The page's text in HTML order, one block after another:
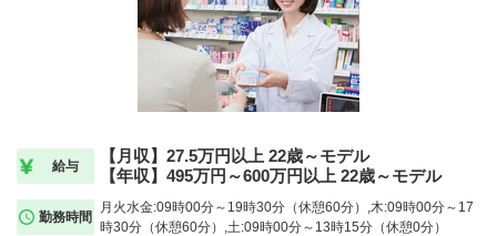
給与
【月収】27.5万円以上 22歳～モデル
【年収】495万円～600万円以上 22歳～モデル
勤務時間
月火水金:09時00分～19時30分（休憩60分）,木:09時00分～17
時30分（休憩60分）,土:09時00分～13時15分（休憩0分）